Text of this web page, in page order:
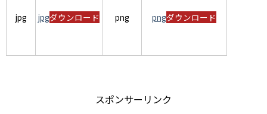
jpg jpgダウンロード png pngダウンロード
スポンサーリンク